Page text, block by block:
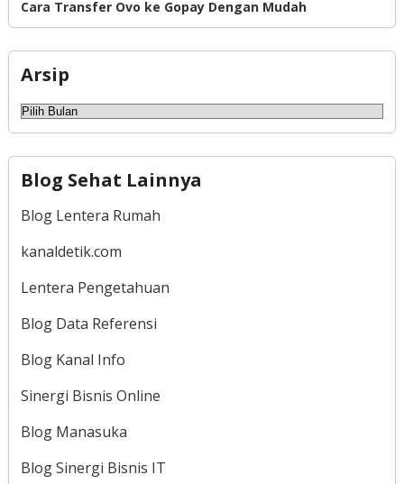
Cara Transfer Ovo ke Gopay Dengan Mudah
Arsip
Arsip
Blog Sehat Lainnya
Blog Lentera Rumah
kanaldetik.com
Lentera Pengetahuan
Blog Data Referensi
Blog Kanal Info
Sinergi Bisnis Online
Blog Manasuka
Blog Sinergi Bisnis IT